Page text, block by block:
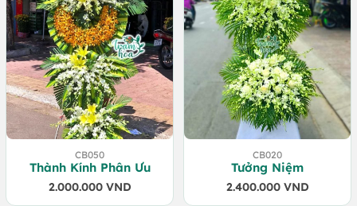
CB050
Thành Kính Phân Ưu
2.000.000 VND
CB020
Tưởng Niệm
2.400.000 VND